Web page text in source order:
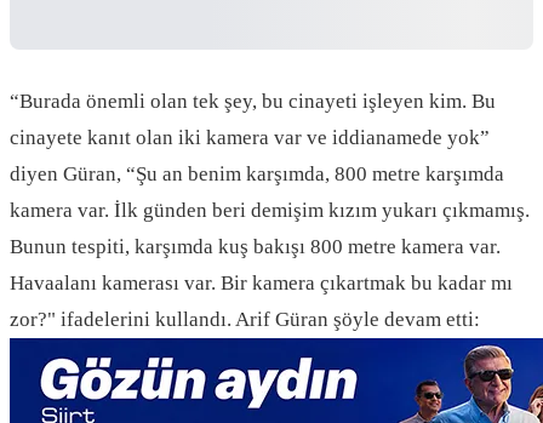
“Burada önemli olan tek şey, bu cinayeti işleyen kim. Bu
cinayete kanıt olan iki kamera var ve iddianamede yok”
diyen Güran, “Şu an benim karşımda, 800 metre karşımda
kamera var. İlk günden beri demişim kızım yukarı çıkmamış.
Bunun tespiti, karşımda kuş bakışı 800 metre kamera var.
Havaalanı kamerası var. Bir kamera çıkartmak bu kadar mı
zor?" ifadelerini kullandı. Arif Güran şöyle devam etti: